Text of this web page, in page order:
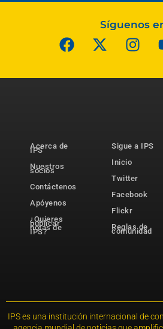
Síguenos
Acerca de
IPS
Nuestros
socios
Contáctenos
Apóyenos
¿Quieres
publicar
notas de
IPS?
Sigue a IPS
Inicio
Twitter
Facebook
Flickr
Reglas de
comunidad
IPS es una institución internacional de